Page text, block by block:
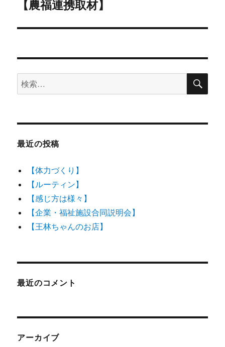
ゲ
ー
ン
投
【農福連携取材】
検
索:
検
最近の投稿
【体力づくり】
【ルーティン】
【感じ方は様々】
【企業・福祉施設合同説明会】
【王林ちゃんのお店】
最近のコメント
アーカイブ